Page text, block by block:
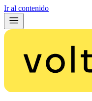
Ir al contenido